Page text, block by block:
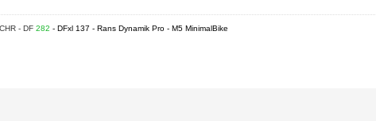
- DF282- DFxl 137 - Rans Dynamik Pro - M5 MinimalBike